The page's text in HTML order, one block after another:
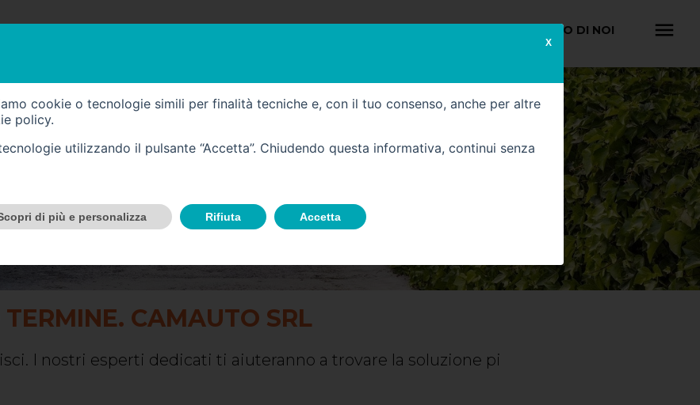
DICONO DI NOI
CAMAUTO SRL
I nostri esperti dedicati ti aiuteranno a trovare la soluzione pi
cookie o tecnologie simili per finalità tecniche e, con il tuo consenso, anche per altre
policy.
utilizzando il pulsante “Accetta”. Chiudendo questa informativa, continui senza
di più e personalizza Rifiuta Accetta
X